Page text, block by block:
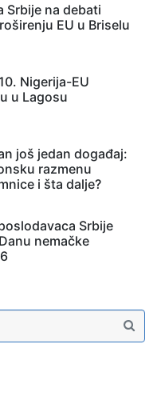
Srbije na debati
EU u Briselu
Nigerija-EU
u Lagosu
još jedan događaj:
razmenu
i šta dalje?
Srbije
nemačke